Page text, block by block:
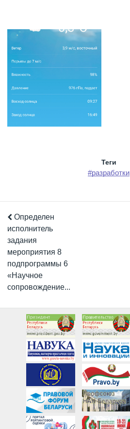
Теги
#разработки
Определен
исполнитель
задания
мероприятия 8
подпрограммы 6
«Научное
сопровождение...